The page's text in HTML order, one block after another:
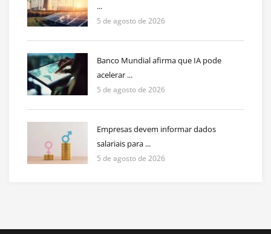
...
5 de agosto de 2026
Banco Mundial afirma que IA pode
acelerar ...
5 de agosto de 2026
Empresas devem informar dados
salariais para ...
5 de agosto de 2026